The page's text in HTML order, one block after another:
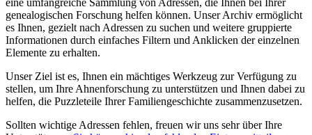
eine umfangreiche Sammlung von Adressen, die Ihnen bei Ihrer
genealogischen Forschung helfen können. Unser Archiv ermöglicht
es Ihnen, gezielt nach Adressen zu suchen und weitere gruppierte
Informationen durch einfaches Filtern und Anklicken der einzelnen
Elemente zu erhalten.
Unser Ziel ist es, Ihnen ein mächtiges Werkzeug zur Verfügung zu
stellen, um Ihre Ahnenforschung zu unterstützen und Ihnen dabei zu
helfen, die Puzzleteile Ihrer Familiengeschichte zusammenzusetzen.
Sollten wichtige Adressen fehlen, freuen wir uns sehr über Ihre